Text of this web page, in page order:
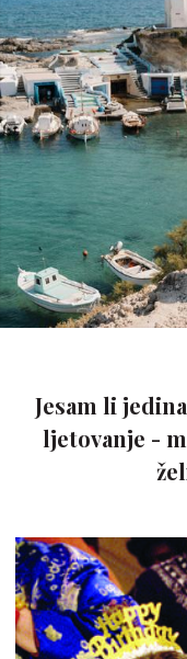
Jesam li
ljetovanje -